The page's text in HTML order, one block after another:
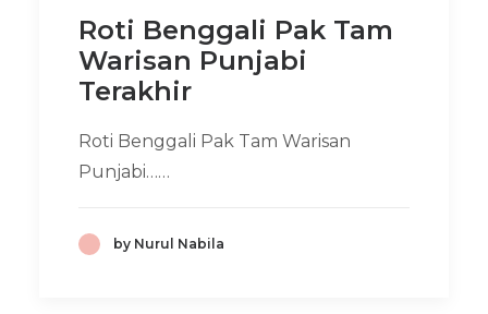
Roti Benggali Pak Tam
Warisan Punjabi
Terakhir
Roti Benggali Pak Tam Warisan
Punjabi……
by Nurul Nabila